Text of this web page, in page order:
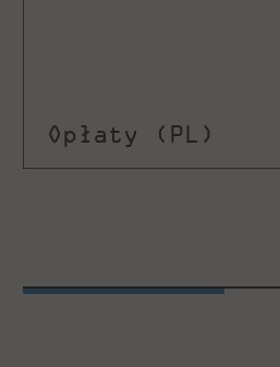
Opłaty (PL)